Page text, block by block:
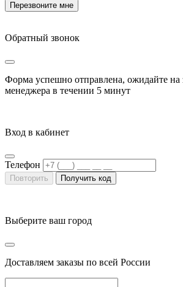
Перезвоните мне
Обратный звонок
Форма успешно отправлена, ожидайте на
менеджера в течении 5 минут
Вход в кабинет
Телефон
Повторить Получить код
Выберите ваш город
Доставляем заказы по всей России